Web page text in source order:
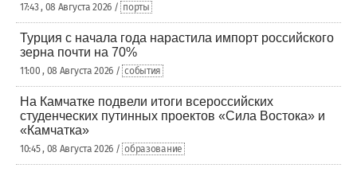
17:43 , 08 Августа 2026 / порты
Турция с начала года нарастила импорт российского
зерна почти на 70%
11:00 , 08 Августа 2026 / события
На Камчатке подвели итоги всероссийских
студенческих путинных проектов «Сила Востока» и
«Камчатка»
10:45 , 08 Августа 2026 / образование